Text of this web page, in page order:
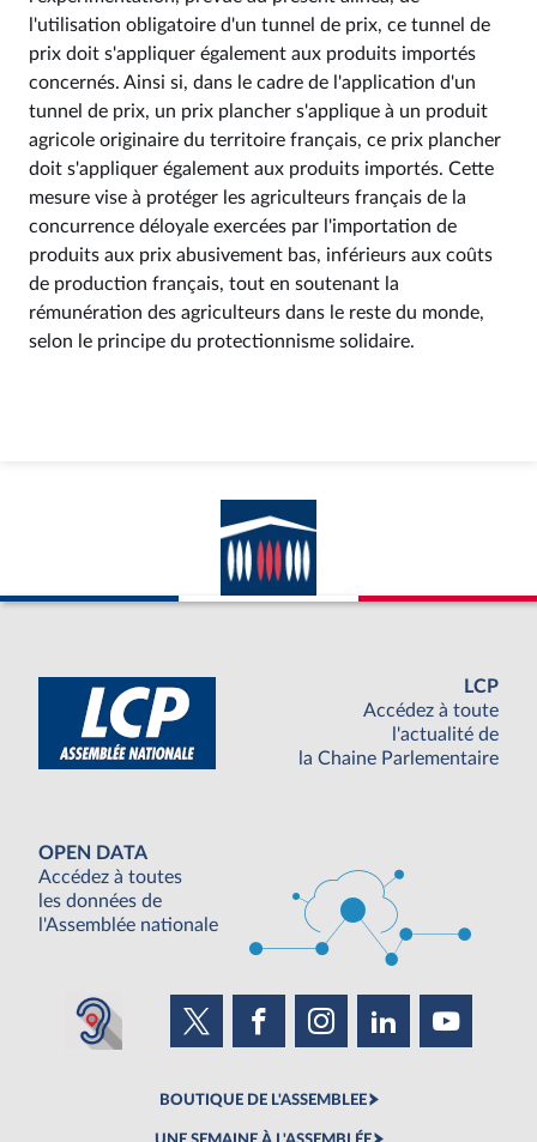
l'utilisation obligatoire d'un tunnel de prix, ce tunnel de
prix doit s'appliquer également aux produits importés
concernés. Ainsi si, dans le cadre de l'application d'un
tunnel de prix, un prix plancher s'applique à un produit
agricole originaire du territoire français, ce prix plancher
doit s'appliquer également aux produits importés. Cette
mesure vise à protéger les agriculteurs français de la
concurrence déloyale exercées par l'importation de
produits aux prix abusivement bas, inférieurs aux coûts
de production français, tout en soutenant la
rémunération des agriculteurs dans le reste du monde,
selon le principe du protectionnisme solidaire.
LCP
Accédez à toute
l'actualité de
la Chaine Parlementaire
OPEN DATA
Accédez à toutes
les données de
l'Assemblée nationale
BOUTIQUE DE L'ASSEMBLEE